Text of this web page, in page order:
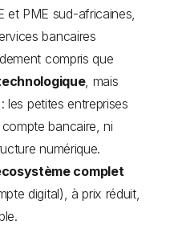
et PME sud-africaines,
bancaires
compris que
, mais
: les petites entreprises
bancaire, ni
numérique.
complet
digital), à prix réduit,